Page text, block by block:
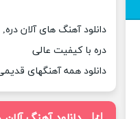
دانلود آهنگ های آلان
دره با کیفیت عالی
دانلود همه آهنگهای